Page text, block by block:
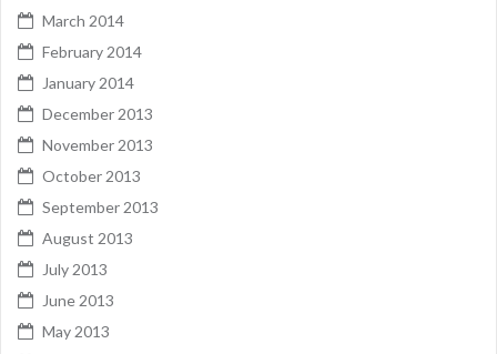
March 2014
February 2014
January 2014
December 2013
November 2013
October 2013
September 2013
August 2013
July 2013
June 2013
May 2013